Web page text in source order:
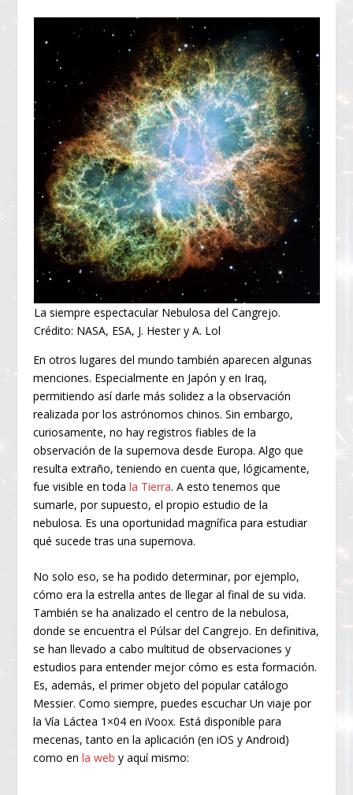
La siempre espectacular Nebulosa del Cangrejo.
Crédito: NASA, ESA, J. Hester y A. Lol
En otros lugares del mundo también aparecen algunas
menciones. Especialmente en Japón y en Iraq,
permitiendo así darle más solidez a la observación
realizada por los astrónomos chinos. Sin embargo,
curiosamente, no hay registros fiables de la
observación de la supernova desde Europa. Algo que
resulta extraño, teniendo en cuenta que, lógicamente,
fue visible en todala Tierra. A esto tenemos que
sumarle, por supuesto, el propio estudio de la
nebulosa. Es una oportunidad magnífica para estudiar
qué sucede tras una supernova.
No solo eso, se ha podido determinar, por ejemplo,
cómo era la estrella antes de llegar al final de su vida.
También se ha analizado el centro de la nebulosa,
donde se encuentra el Púlsar del Cangrejo. En definitiva,
se han llevado a cabo multitud de observaciones y
estudios para entender mejor cómo es esta formación.
Es, además, el primer objeto del popular catálogo
Messier. Como siempre, puedes escuchar Un viaje por
la Vía Láctea 1×04 en iVoox. Está disponible para
mecenas, tanto en la aplicación (en iOS y Android)
como enla web y aquí mismo: